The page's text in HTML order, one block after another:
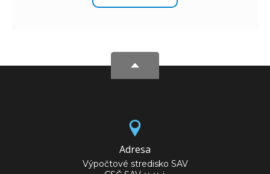
Adresa
Výpočtové stredisko SAV